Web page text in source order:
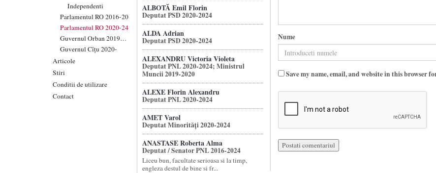
Independenti
Parlamentul RO 2016-20
Parlamentul RO 2020-24
Guvernul Orban 2019-20
Guvernul Cîțu 2020-
Articole
Stiri
Conditii de utilizare
Contact
ALBOTĂ Emil Florin
Deputat PSD 2020-2024
ALDA Adrian
Deputat PSD 2020-2024
ALEXANDRU Victoria Violeta
Deputat PNL 2020-2024; Ministrul
Muncii 2019-2020
ALEXE Florin Alexandru
Deputat PNL 2020-2024
AMET Varol
Deputat Minorități 2020-2024
ANASTASE Roberta Alma
Deputat / Senator PNL 2016-2024
Liceu bun, facultate serioasa si la timp,
engleza destul de bine si fr...
Nume
Save my name, email, and website in this browser